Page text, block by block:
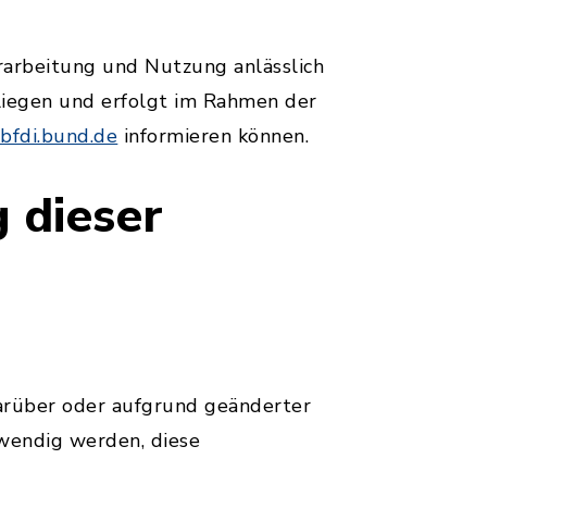
und Nutzung anlässlich
und erfolgt im Rahmen der
informieren können.
dieser
oder aufgrund geänderter
werden, diese